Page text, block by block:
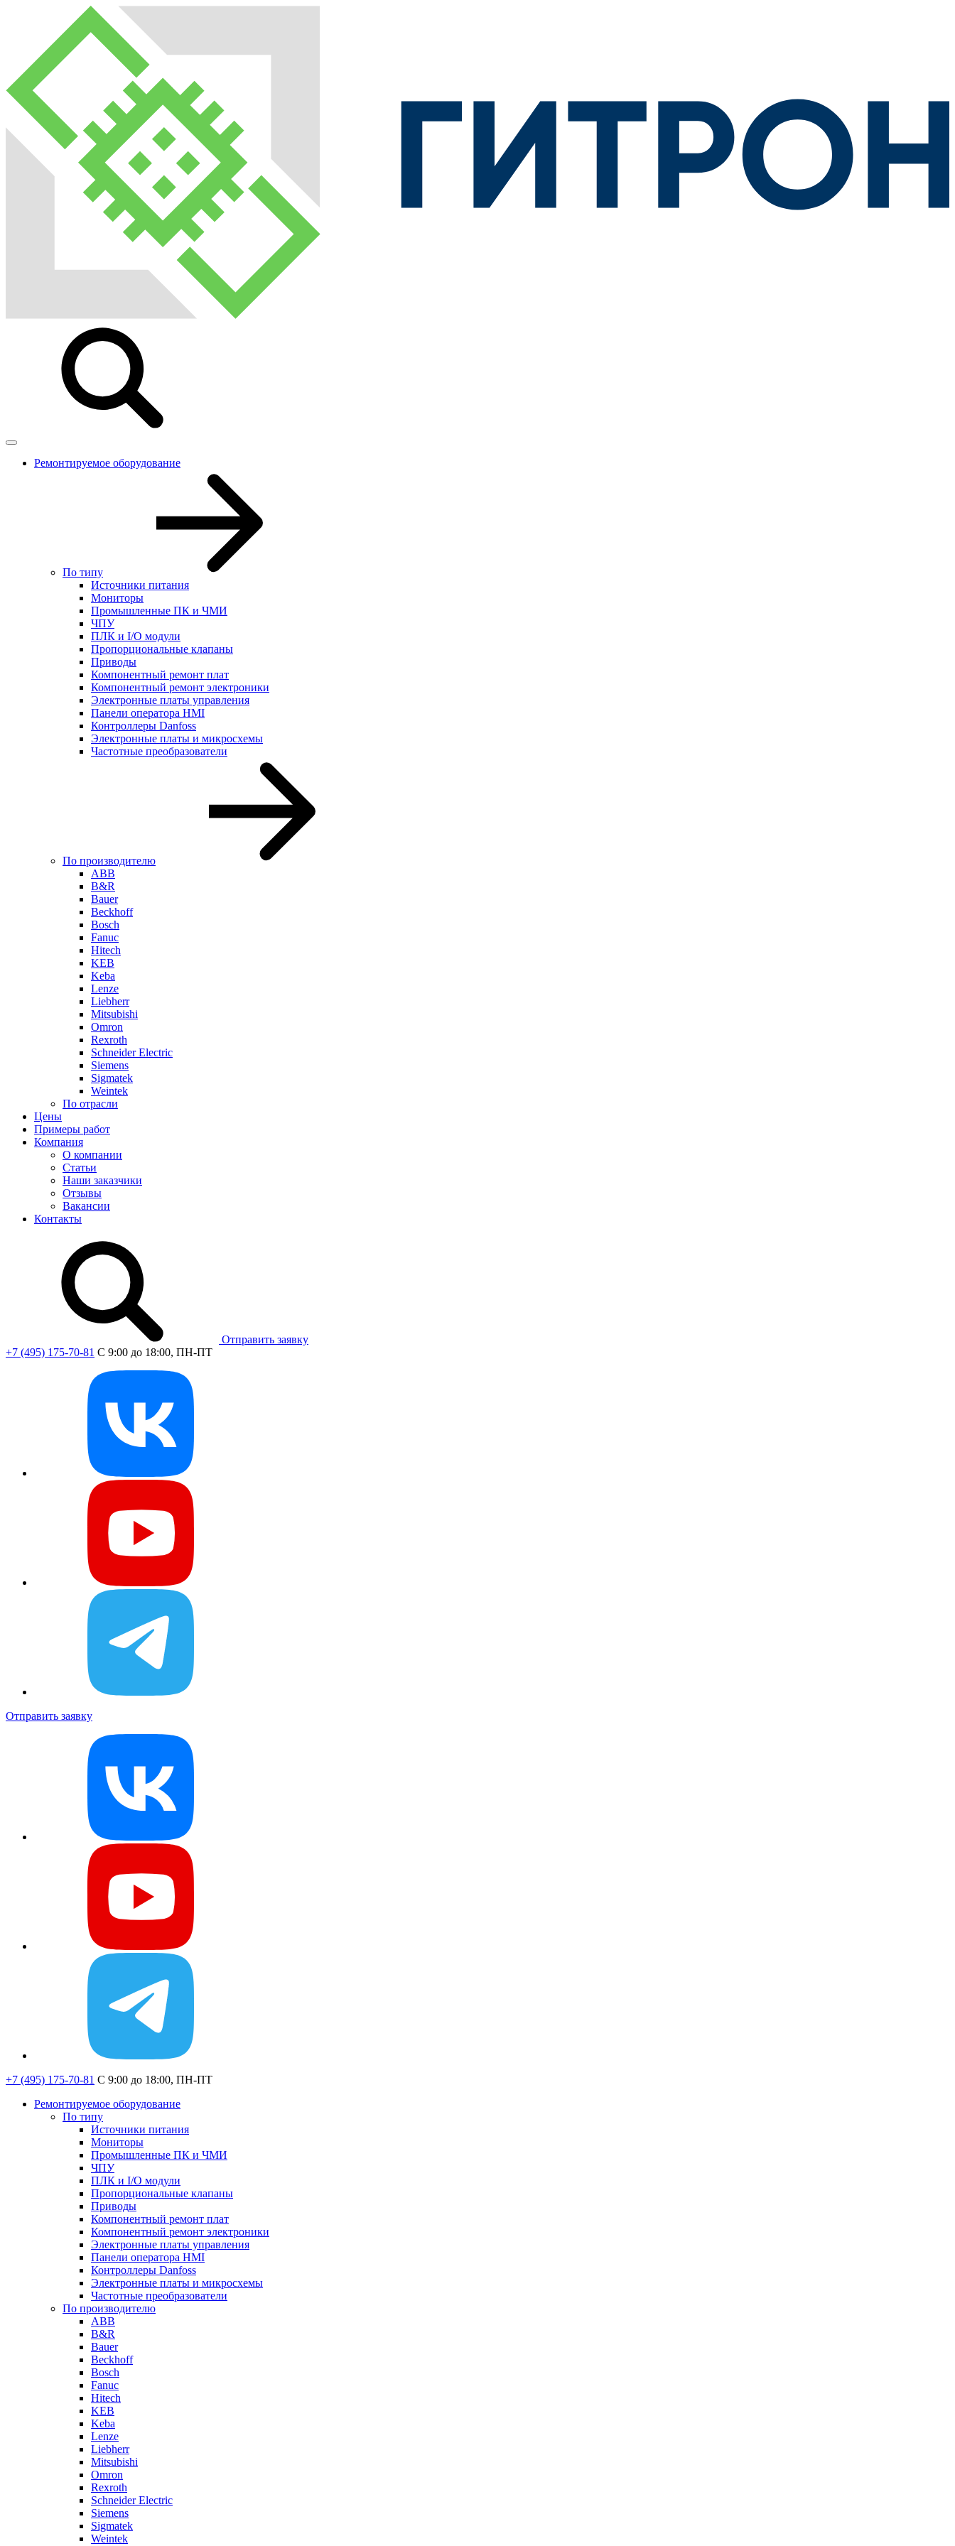
Ремонтируемое оборудование
По типу
Источники питания
Мониторы
Промышленные ПК и ЧМИ
ЧПУ
ПЛК и I/O модули
Пропорциональные клапаны
Приводы
Компонентный ремонт плат
Компонентный ремонт электроники
Электронные платы управления
Панели оператора HMI
Контроллеры Danfoss
Электронные платы и микросхемы
Частотные преобразователи
По производителю
ABB
B&R
Bauer
Beckhoff
Bosch
Fanuc
Hitech
KEB
Keba
Lenze
Liebherr
Mitsubishi
Omron
Rexroth
Schneider Electric
Siemens
Sigmatek
Weintek
По отрасли
Цены
Примеры работ
Компания
О компании
Статьи
Наши заказчики
Отзывы
Вакансии
Контакты
Отправить заявку
+7 (495) 175-70-81 C 9:00 до 18:00, ПН-ПТ
Отправить заявку
+7 (495) 175-70-81 C 9:00 до 18:00, ПН-ПТ
Ремонтируемое оборудование
По типу
Источники питания
Мониторы
Промышленные ПК и ЧМИ
ЧПУ
ПЛК и I/O модули
Пропорциональные клапаны
Приводы
Компонентный ремонт плат
Компонентный ремонт электроники
Электронные платы управления
Панели оператора HMI
Контроллеры Danfoss
Электронные платы и микросхемы
Частотные преобразователи
По производителю
ABB
B&R
Bauer
Beckhoff
Bosch
Fanuc
Hitech
KEB
Keba
Lenze
Liebherr
Mitsubishi
Omron
Rexroth
Schneider Electric
Siemens
Sigmatek
Weintek